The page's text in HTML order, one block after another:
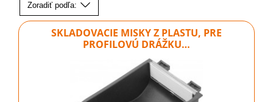
Zoradiť podľa:
SKLADOVACIE MISKY Z PLASTU, PRE
PROFILOVÚ DRÁŽKU…